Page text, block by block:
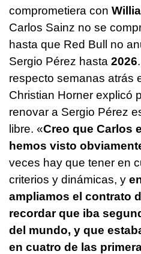
comprometiera con
Carlos Sainz no se
hasta que Red Bull no
Sergio Pérez hasta 2026
respecto semanas atrás
Christian Horner explicó
renovar a Sergio Pérez
libre. «Creo que Carlos
hemos visto
veces hay que tener en
criterios y dinámicas, y
ampliamos el contrato
recordar que iba
del mundo, y que
en cuatro de las